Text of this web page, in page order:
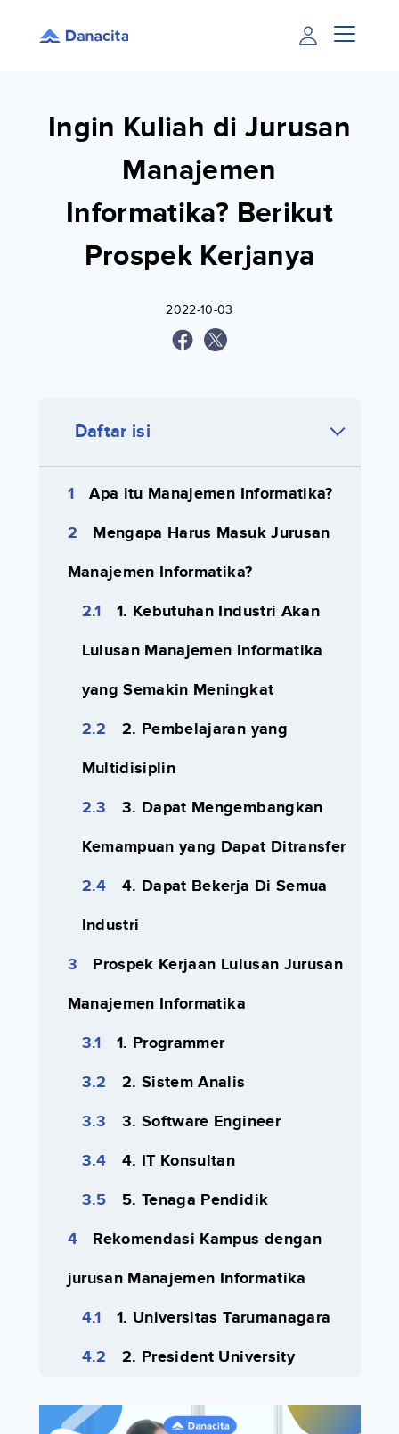
Ingin Kuliah di Jurusan
Manajemen
Informatika? Berikut
Prospek Kerjanya
2022-10-03
Daftar isi
Apa itu Manajemen Informatika?
Mengapa Harus Masuk Jurusan
Manajemen Informatika?
1. Kebutuhan Industri Akan
Lulusan Manajemen Informatika
yang Semakin Meningkat
2. Pembelajaran yang
Multidisiplin
3. Dapat Mengembangkan
Kemampuan yang Dapat Ditransfer
4. Dapat Bekerja Di Semua
Industri
Prospek Kerjaan Lulusan Jurusan
Manajemen Informatika
1. Programmer
2. Sistem Analis
3. Software Engineer
4. IT Konsultan
5. Tenaga Pendidik
Rekomendasi Kampus dengan
jurusan Manajemen Informatika
1. Universitas Tarumanagara
2. President University